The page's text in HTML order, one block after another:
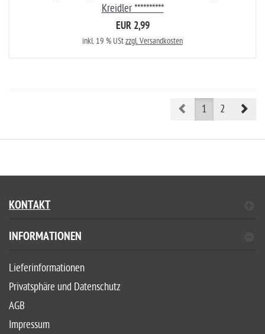
Kreidler **********
EUR 2,99
inkl. 19 % UStzzgl. Versandkosten
Prev1 2
KONTAKT
INFORMATIONEN
Lieferinformationen
Privatsphäre und Datenschutz
AGB
Impressum